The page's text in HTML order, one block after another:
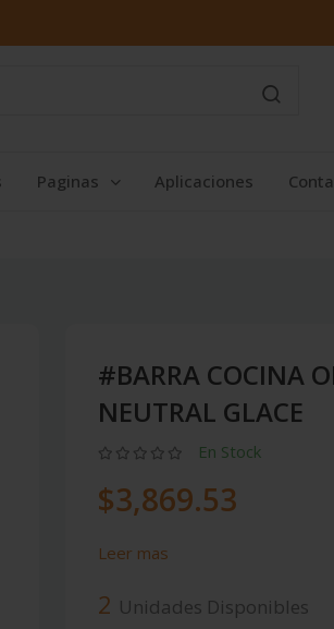
Paginas Aplicaciones
#BARRA COCINA
NEUTRAL GLACE
En Stock
$3,869.53
Leer mas
2 Unidades Disponibles